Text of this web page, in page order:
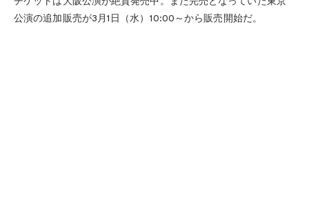
公演の追加販売が3月1日（水）10:00～から販売開始だ。